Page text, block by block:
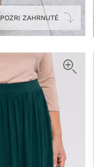
POZRI ZAHRNUTÉ